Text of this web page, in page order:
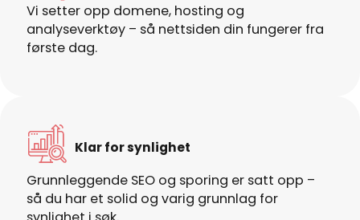
Vi setter opp domene, hosting og
analyseverktøy – så nettsiden din fungerer fra
første dag.
Klar for synlighet
Grunnleggende SEO og sporing er satt opp –
så du har et solid og varig grunnlag for